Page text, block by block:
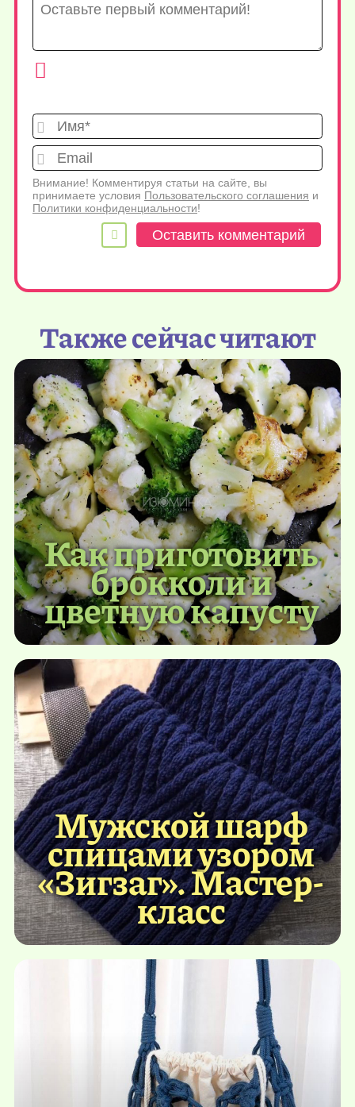
Имя*
Внимание! Комментируя статьи на сайте, вы
принимаете условия Пользовательского соглашения и
Политики конфиденциальности!
Также сейчас читают
Как приготовить
брокколи и
цветную капусту
Мужской шарф
спицами узором
«Зигзаг». Мастер-
класс